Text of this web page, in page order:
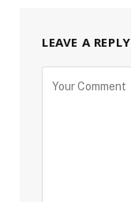
LEAVE A REPLY